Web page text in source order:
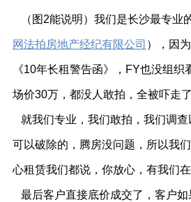
（图2能说明）我们是长沙最专业
网法拍房地产经纪有限公司 ），因
《10年长租警告函》，FY也没组
场价30万，都没人敢拍，全被吓走了
就我们专业，我们敢拍，我们调
可以破除的，腾房没问题，所以我
心租赁我们都说，你放心，有我们在
最后客户直接底价成交了，客户如